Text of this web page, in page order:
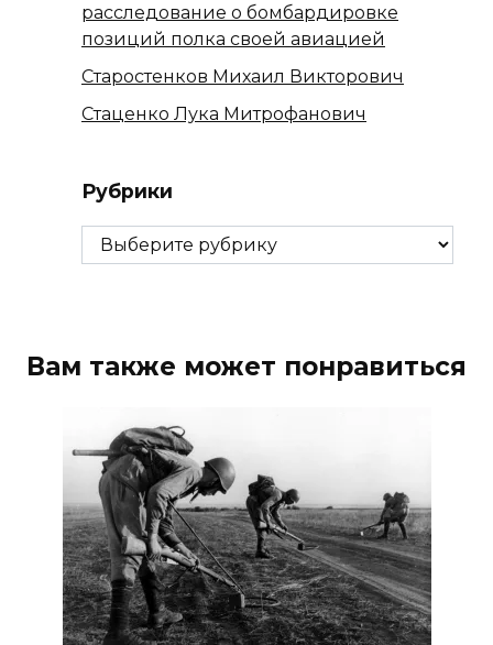
расследование о бомбардировке
позиций полка своей авиацией
Старостенков Михаил Викторович
Стаценко Лука Митрофанович
Рубрики
Рубрики
Вам также может понравиться